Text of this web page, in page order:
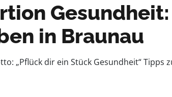
in Braunau
„Pflück dir ein Stück Gesundheit“ Tipps